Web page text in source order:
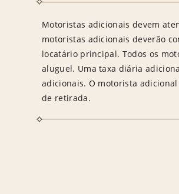
Motoristas adicionais devem
motoristas adicionais deverão
locatário principal. Todos os
aluguel. Uma taxa diária
adicionais. O motorista
de retirada.